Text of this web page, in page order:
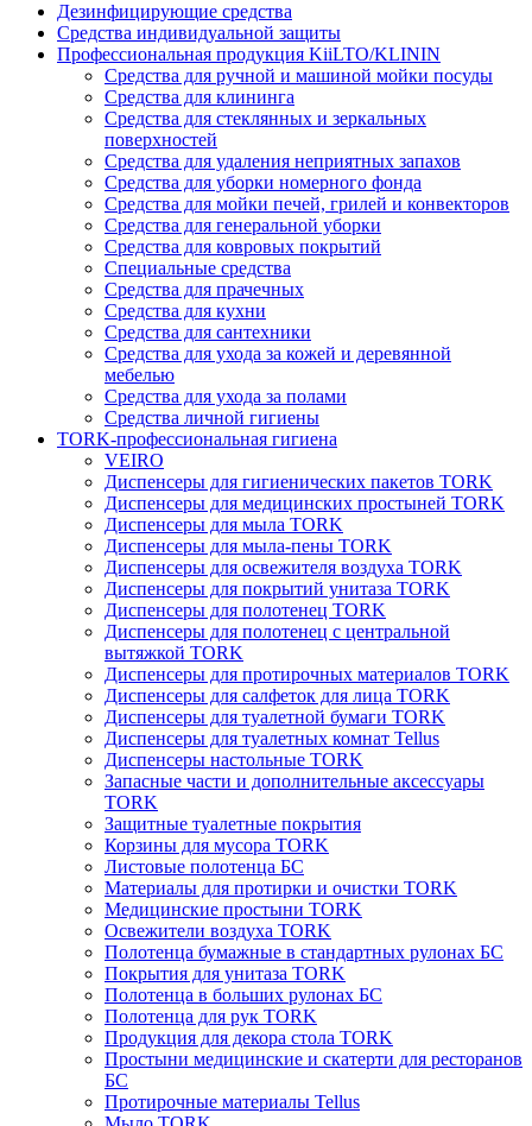
Дезинфицирующие средства
Средства индивидуальной защиты
Профессиональная продукция KiiLTO/KLININ
Средства для ручной и машиной мойки посуды
Средства для клининга
Средства для стеклянных и зеркальных
поверхностей
Средства для удаления неприятных запахов
Средства для уборки номерного фонда
Средства для мойки печей, грилей и конвекторов
Средства для генеральной уборки
Средства для ковровых покрытий
Специальные средства
Средства для прачечных
Средства для кухни
Средства для сантехники
Средства для ухода за кожей и деревянной
мебелью
Средства для ухода за полами
Средства личной гигиены
TORK-профессиональная гигиена
VEIRO
Диспенсеры для гигиенических пакетов TORK
Диспенсеры для медицинских простыней TORK
Диспенсеры для мыла TORK
Диспенсеры для мыла-пены TORK
Диспенсеры для освежителя воздуха TORK
Диспенсеры для покрытий унитаза TORK
Диспенсеры для полотенец TORK
Диспенсеры для полотенец с центральной
вытяжкой TORK
Диспенсеры для протирочных материалов TORK
Диспенсеры для салфеток для лица TORK
Диспенсеры для туалетной бумаги TORK
Диспенсеры для туалетных комнат Tellus
Диспенсеры настольные TORK
Запасные части и дополнительные аксессуары
TORK
Защитные туалетные покрытия
Корзины для мусора TORK
Листовые полотенца БС
Материалы для протирки и очистки TORK
Медицинские простыни TORK
Освежители воздуха TORK
Полотенца бумажные в стандартных рулонах БС
Покрытия для унитаза TORK
Полотенца в больших рулонах БС
Полотенца для рук TORK
Продукция для декора стола TORK
Простыни медицинские и скатерти для ресторанов
БС
Протирочные материалы Tellus